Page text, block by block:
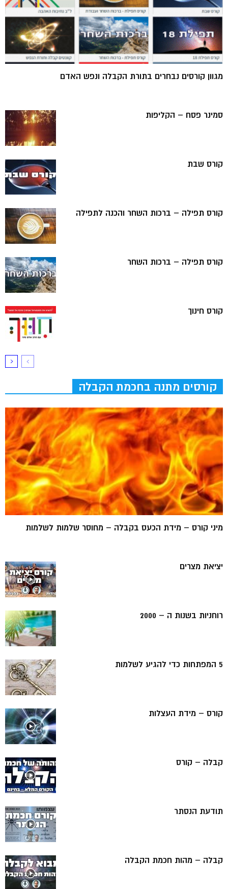
מגוון קורסים נבחרים בתורת הקבלה ונפש האדם
סמינר פסח – הקליפות
קורס שבת
קורס תפילה – ברכות השחר והכנה לתפילה
קורס תפילה – ברכות השחר
קורס חינוך
קורסים מתנה בחכמת הקבלה
מיני קורס – מידת הכעס בקבלה – מחוסר שלמות לשלמות
יציאת מצרים
רוחניות בשנות ה – 2000
5 המפתחות כדי להגיע לשלמות
קורס – מידת העצלות
קבלה – קורס
תודעת הנסתר
קבלה – מהות חכמת הקבלה